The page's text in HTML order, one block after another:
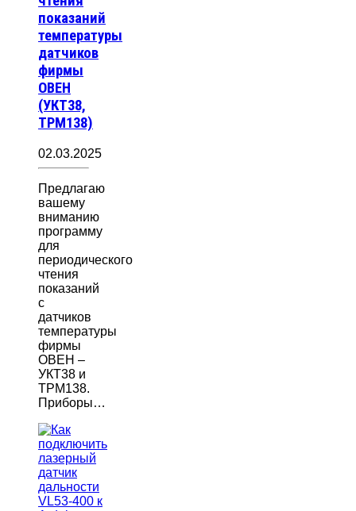
показаний
температуры
датчиков
фирмы
ОВЕН
(УКТ38,
ТРМ138)
02.03.2025
Предлагаю
вашему
вниманию
программу
для
периодического
чтения
показаний
с
датчиков
температуры
фирмы
ОВЕН –
УКТ38 и
ТРМ138.
Приборы…